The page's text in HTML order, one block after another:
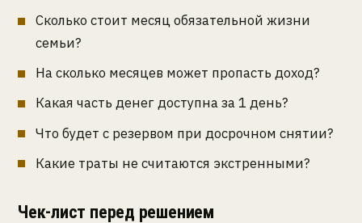
Сколько стоит месяц обязательной жизни
семьи?
На сколько месяцев может пропасть доход?
Какая часть денег доступна за 1 день?
Что будет с резервом при досрочном снятии?
Какие траты не считаются экстренными?
Чек-лист перед решением